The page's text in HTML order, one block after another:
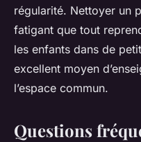
régularité. Nettoyer un
fatigant que tout
les enfants dans de
excellent moyen
l’espace commun.
Questions